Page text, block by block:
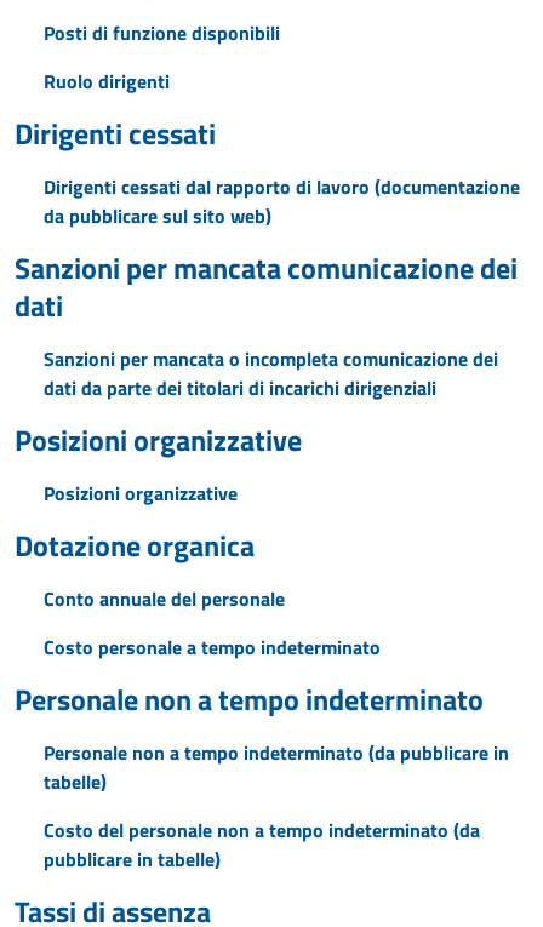
Posti di funzione disponibili
Ruolo dirigenti
Dirigenti cessati
Dirigenti cessati dal rapporto di lavoro (documentazione
da pubblicare sul sito web)
Sanzioni per mancata comunicazione dei
dati
Sanzioni per mancata o incompleta comunicazione dei
dati da parte dei titolari di incarichi dirigenziali
Posizioni organizzative
Posizioni organizzative
Dotazione organica
Conto annuale del personale
Costo personale a tempo indeterminato
Personale non a tempo indeterminato
Personale non a tempo indeterminato (da pubblicare in
tabelle)
Costo del personale non a tempo indeterminato (da
pubblicare in tabelle)
Tassi di assenza